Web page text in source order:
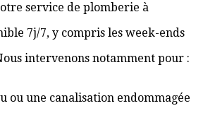
service de plomberie à
7j/7, y compris les week-ends
intervenons notamment pour :
ou une canalisation endommagée